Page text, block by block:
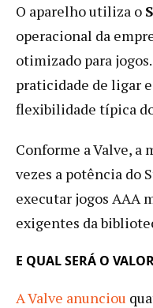
O aparelho utiliza o
operacional da
otimizado para
praticidade de ligar
flexibilidade típica
Conforme a Valve, a
vezes a potência do
executar jogos AAA
exigentes da
E QUAL SERÁ O
A Valve anunciou